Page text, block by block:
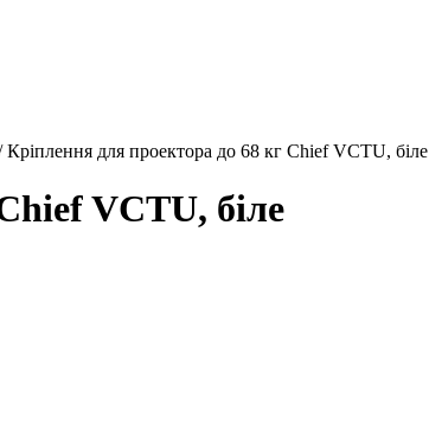
Кріплення для проектора до 68 кг Chief VCTU, біле
VCTU, біле